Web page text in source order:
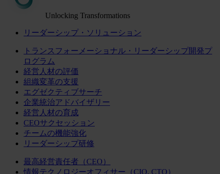
Unlocking Transformations
リーダーシップ・ソリューション
トランスフォーメーショナル・リーダーシップ開発プ
ログラム
経営人材の評価
組織変革の支援
エグゼクティブサーチ
企業統治アドバイザリー
経営人材の育成
CEOサクセッション
チームの機能強化
リーダーシップ研修
最高経営責任者（CEO）
情報テクノロジーオフィサー（CIO, CTO）